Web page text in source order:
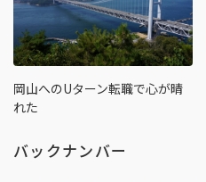
岡山へのUターン転職で心が晴
れた
バックナンバー